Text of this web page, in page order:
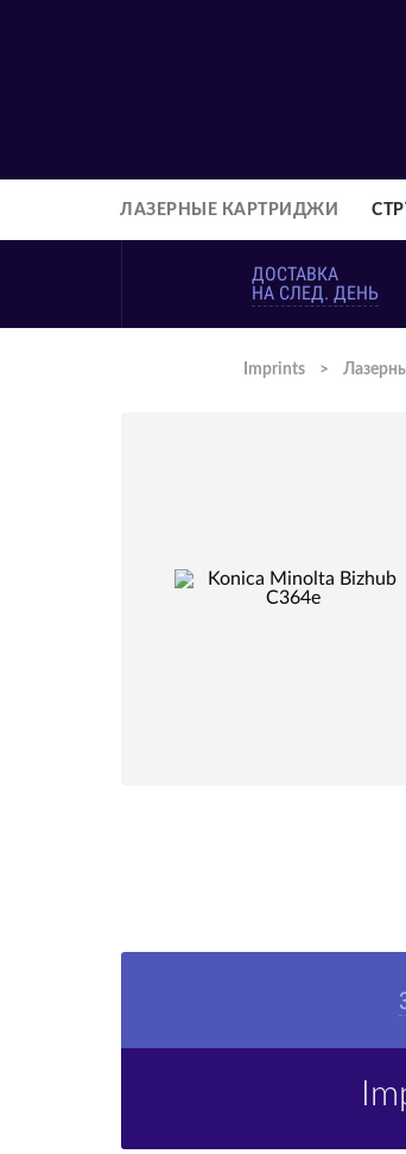
ЛАЗЕРНЫЕ КАРТРИДЖИ
ДОСТАВКА
НА СЛЕД. ДЕНЬ
Imprints >